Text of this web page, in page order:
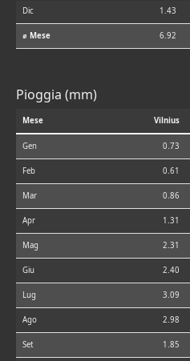
Dic 1.43
⌀ Mese 6.92
Pioggia (mm)
Mese Vilnius
Gen 0.73
Feb 0.61
Mar 0.86
Apr 1.31
Mag 2.31
Giu 2.40
Lug 3.09
Ago 2.98
Set 1.85